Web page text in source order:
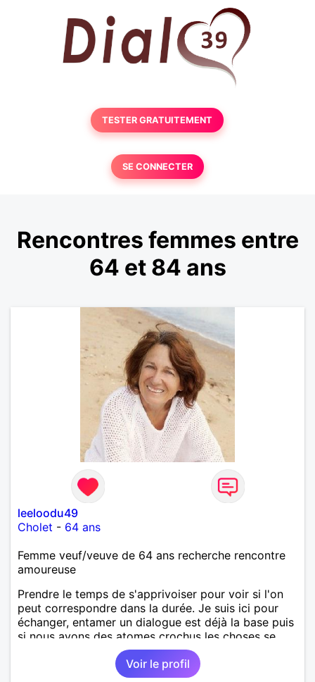
TESTER GRATUITEMENT
SE CONNECTER
Rencontres femmes entre
64 et 84 ans
leeloodu49
Cholet - 64 ans
Femme veuf/veuve de 64 ans recherche rencontre
amoureuse
Prendre le temps de s'apprivoiser pour voir si l'on
peut correspondre dans la durée. Je suis ici pour
échanger, entamer un dialogue est déjà la base puis
si nous avons des atomes crochus les choses se
mettrons en place petit à petit normalement.
Voir le profil